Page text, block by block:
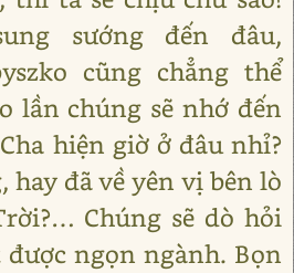
sướng đến đâu,
cũng chẳng thể
lần chúng sẽ nhớ đến
hiện giờ ở đâu nhỉ?
hay đã về yên vị bên lò
Chúng sẽ dò hỏi
được ngọn ngành. Bọn